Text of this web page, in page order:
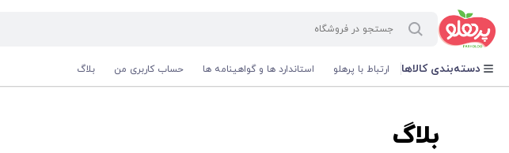
دسته‌بندی کالاها ارتباط با پرهلو استاندارد ها و گواهینامه ها حساب کاربری من بلاگ
بلاگ